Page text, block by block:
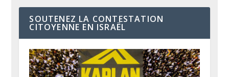
SOUTENEZ LA CONTESTATION
CITOYENNE EN ISRAËL